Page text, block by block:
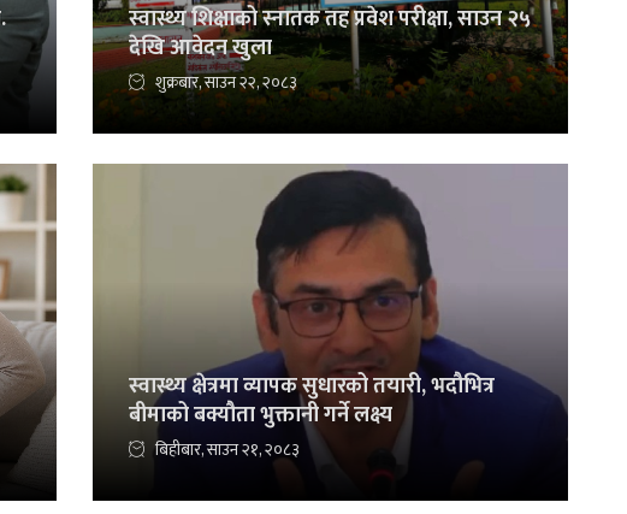
स्वास्थ्य शिक्षाको स्नातक तह प्रवेश परीक्षा, साउन २५
देखि आवेदन खुला
शुक्रबार, साउन २२, २०८३
स्वास्थ्य क्षेत्रमा व्यापक सुधारको तयारी, भदौभित्र
बीमाको बक्यौता भुक्तानी गर्ने लक्ष्य
बिहीबार, साउन २१, २०८३